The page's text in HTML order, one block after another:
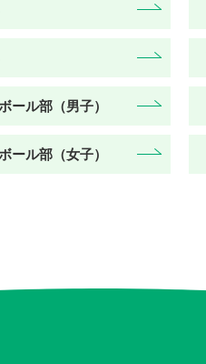
ール部（男子）
ール部（女子）